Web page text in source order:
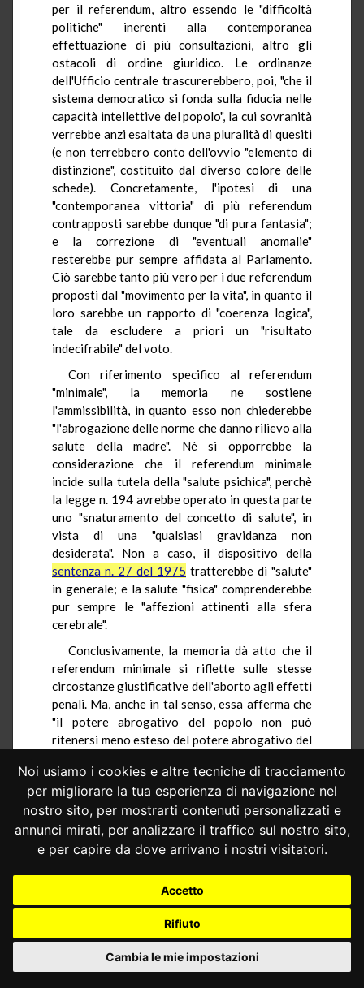
Noi usiamo i cookies e altre tecniche di tracciamento
per migliorare la tua esperienza di navigazione nel
nostro sito, per mostrarti contenuti personalizzati e
annunci mirati, per analizzare il traffico sul nostro sito,
e per capire da dove arrivano i nostri visitatori.
Accetto
Rifiuto
Cambia le mie impostazioni
per il referendum, altro essendo le "difficoltà
politiche" inerenti alla contemporanea
effettuazione di più consultazioni, altro gli
ostacoli di ordine giuridico. Le ordinanze
dell'Ufficio centrale trascurerebbero, poi, "che il
sistema democratico si fonda sulla fiducia nelle
capacità intellettive del popolo", la cui sovranità
verrebbe anzi esaltata da una pluralità di quesiti
(e non terrebbero conto dell'ovvio "elemento di
distinzione", costituito dal diverso colore delle
schede). Concretamente, l'ipotesi di una
"contemporanea vittoria" di più referendum
contrapposti sarebbe dunque "di pura fantasia";
e la correzione di "eventuali anomalie"
resterebbe pur sempre affidata al Parlamento.
Ciò sarebbe tanto più vero per i due referendum
proposti dal "movimento per la vita", in quanto il
loro sarebbe un rapporto di "coerenza logica",
tale da escludere a priori un "risultato
indecifrabile" del voto.
Con riferimento specifico al referendum
"minimale", la memoria ne sostiene
l'ammissibilità, in quanto esso non chiederebbe
"l'abrogazione delle norme che danno rilievo alla
salute della madre". Né si opporrebbe la
considerazione che il referendum minimale
incide sulla tutela della "salute psichica", perchè
la legge n. 194 avrebbe operato in questa parte
uno "snaturamento del concetto di salute", in
vista di una "qualsiasi gravidanza non
desiderata". Non a caso, il dispositivo della
sentenza n. 27 del 1975 tratterebbe di "salute"
in generale; e la salute "fisica" comprenderebbe
pur sempre le "affezioni attinenti alla sfera
cerebrale".
Conclusivamente, la memoria dà atto che il
referendum minimale si riflette sulle stesse
circostanze giustificative dell'aborto agli effetti
penali. Ma, anche in tal senso, essa afferma che
"il potere abrogativo del popolo non può
ritenersi meno esteso del potere abrogativo del
d) Quanto infine alla memoria depositata
dall'Avvocatura dello Stato, nella parte
concernente le tre richieste in esame, essa rileva
per un primo verso che le ordinanze dell'Ufficio
centrale per il referendum farebbero chiaro
riferimento a questa Corte, là dove si ipotizza
che venga sollevata questione di legittimità
costituzionale relativa alle carenze della legge
n. 352 del 1970. Per un altro verso, la memoria
aggiunge che, nel valutare l'ammissibilità delle
singole richieste, dovrebbero farsi valere i